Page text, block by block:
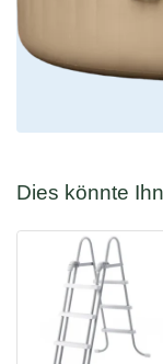
Dies könnte